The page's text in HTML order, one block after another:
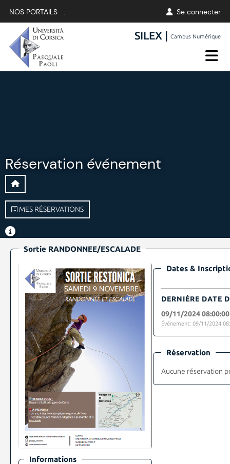
NOS PORTAILS : Se connecter
SILEX |Campus Numérique
Réservation événement
MES RÉSERVATIONS
Sortie RANDONNEE/ESCALADE
Informations
Dates &
DERNIÈRE DATE
09/11/2024 08:00:00
Événement: 09/11/2024
Réservation
Aucune réservation